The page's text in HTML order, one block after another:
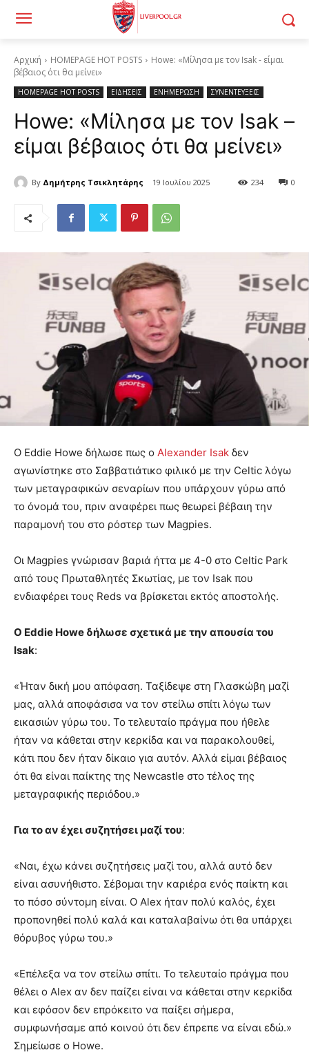
Αρχική HOMEPAGE HOT POSTS
Howe: «Μίλησα με τον Isak - είμαι
βέβαιος ότι θα μείνει»
HOMEPAGE HOT POSTS ΕΙΔΗΣΕΙΣ ΕΝΗΜΕΡΩΣΗ ΣΥΝΕΝΤΕΥΞΕΙΣ
Howe: «Μίλησα με τον Isak –
είμαι βέβαιος ότι θα μείνει»
By Δημήτρης Τσικλητάρης 19 Ιουλίου 2025 0
234
Ο Eddie Howe δήλωσε πως ο Alexander Isak δεν
αγωνίστηκε στο Σαββατιάτικο φιλικό με την Celtic λόγω
των μεταγραφικών σεναρίων που υπάρχουν γύρω από
το όνομά του, πριν αναφέρει πως θεωρεί βέβαιη την
παραμονή του στο ρόστερ των Magpies.
Οι Magpies γνώρισαν βαριά ήττα με 4-0 στο Celtic Park
από τους Πρωταθλητές Σκωτίας, με τον Isak που
ενδιαφέρει τους Reds να βρίσκεται εκτός αποστολής.
Ο Eddie Howe δήλωσε σχετικά με την απουσία του
Isak:
«Ήταν δική μου απόφαση. Ταξίδεψε στη Γλασκώβη μαζί
μας, αλλά αποφάσισα να τον στείλω σπίτι λόγω των
εικασιών γύρω του. Το τελευταίο πράγμα που ήθελε
ήταν να κάθεται στην κερκίδα και να παρακολουθεί,
κάτι που δεν ήταν δίκαιο για αυτόν. Αλλά είμαι βέβαιος
ότι θα είναι παίκτης της Newcastle στο τέλος της
μεταγραφικής περιόδου.»
Για το αν έχει συζητήσει μαζί του:
«Ναι, έχω κάνει συζητήσεις μαζί του, αλλά αυτό δεν
είναι ασυνήθιστο. Σέβομαι την καριέρα ενός παίκτη και
το πόσο σύντομη είναι. Ο Alex ήταν πολύ καλός, έχει
προπονηθεί πολύ καλά και καταλαβαίνω ότι θα υπάρχει
θόρυβος γύρω του.»
«Επέλεξα να τον στείλω σπίτι. Το τελευταίο πράγμα που
θέλει ο Alex αν δεν παίζει είναι να κάθεται στην κερκίδα
και εφόσον δεν επρόκειτο να παίξει σήμερα,
συμφωνήσαμε από κοινού ότι δεν έπρεπε να είναι εδώ.»
Σημείωσε ο Howe.